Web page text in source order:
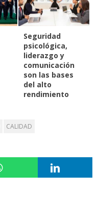
Seguridad
psicológica,
liderazgo y
comunicación
son las bases
del alto
rendimiento
CALIDAD